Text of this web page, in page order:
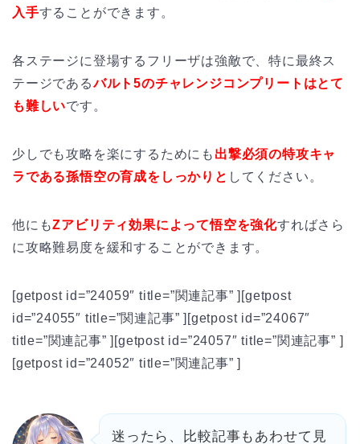
入手することができます。
各ステージに登場するフリーザは強敵で、特に最終ス
テージであるバルト5のチャレンジコンプリートはとて
も難しいです。
少しでも攻略を楽にするためにも 出撃必須の特攻キャ
ラである孫悟空の育成をしっかりと してください。
他にもZアビリティ効果によって悟空を強化すればさら
に攻略難易度を緩和することができます。
[getpost id=”24059″ title=”関連記事” ][getpost
id=”24055″ title=”関連記事” ][getpost id=”24067″
title=”関連記事” ][getpost id=”24057″ title=”関連記事” ]
[getpost id=”24052″ title=”関連記事” ]
迷ったら、比較記事もあわせて見